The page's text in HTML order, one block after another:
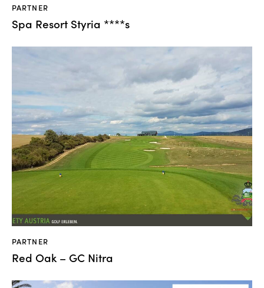
PARTNER
Spa Resort Styria ****s
PARTNER
Red Oak – GC Nitra